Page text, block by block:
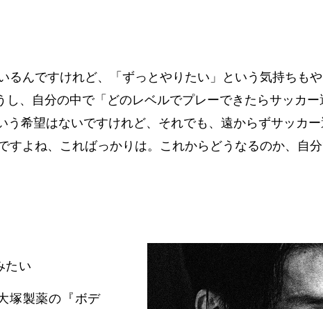
んですけれど、「ずっとやりたい」という気持ちも
し、自分の中で「どのレベルでプレーできたらサッカ
う希望はないですけれど、それでも、遠からずサッカ
すよね、こればっかりは。これからどうなるのか、自
たい
塚製薬の『ボデ